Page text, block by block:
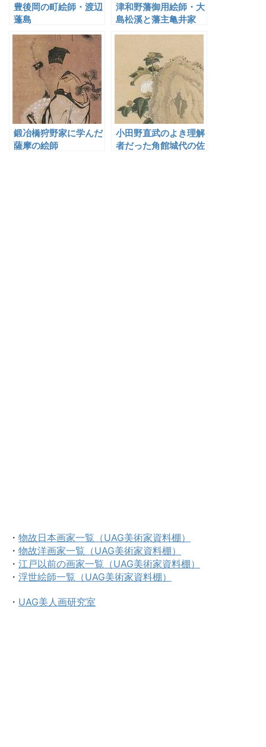
豊後岡の町絵師・渡辺
蓬島
津和野藩御用絵師・大
島松溪と藩主亀井家
鍛冶橋狩野家に学んだ
薩摩の絵師
小田野直武のよき理解
者だった角館城代の佐
・ 物故日本画家一覧（UAG美術家資料棚）
・ 物故洋画家一覧（UAG美術家資料棚）
・ 江戸以前の画家一覧（UAG美術家資料棚）
・ 浮世絵師一覧（UAG美術家資料棚）
・ UAG美人画研究室